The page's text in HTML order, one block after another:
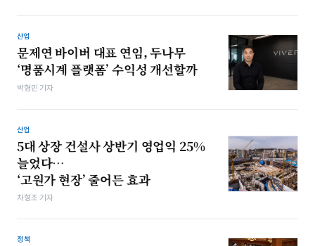
산업
문제연 바이버 대표 연임, 두나무
‘명품시계 플랫폼’ 수익성 개선할까
박형민 기자
산업
5대 상장 건설사 상반기 영업익 25%
늘었다…
‘고원가 현장’ 줄어든 효과
차형조 기자
정책